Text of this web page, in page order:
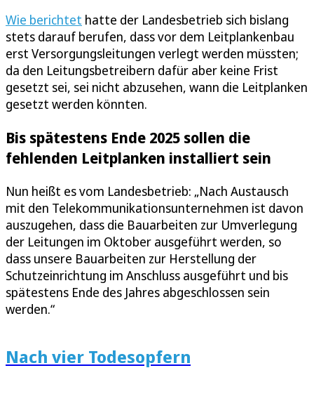
Wie berichtet hatte der Landesbetrieb sich bislang
stets darauf berufen, dass vor dem Leitplankenbau
erst Versorgungsleitungen verlegt werden müssten;
da den Leitungsbetreibern dafür aber keine Frist
gesetzt sei, sei nicht abzusehen, wann die Leitplanken
gesetzt werden könnten.
Bis spätestens Ende 2025 sollen die
fehlenden Leitplanken installiert sein
Nun heißt es vom Landesbetrieb: „Nach Austausch
mit den Telekommunikationsunternehmen ist davon
auszugehen, dass die Bauarbeiten zur Umverlegung
der Leitungen im Oktober ausgeführt werden, so
dass unsere Bauarbeiten zur Herstellung der
Schutzeinrichtung im Anschluss ausgeführt und bis
spätestens Ende des Jahres abgeschlossen sein
werden.“
Nach vier Todesopfern